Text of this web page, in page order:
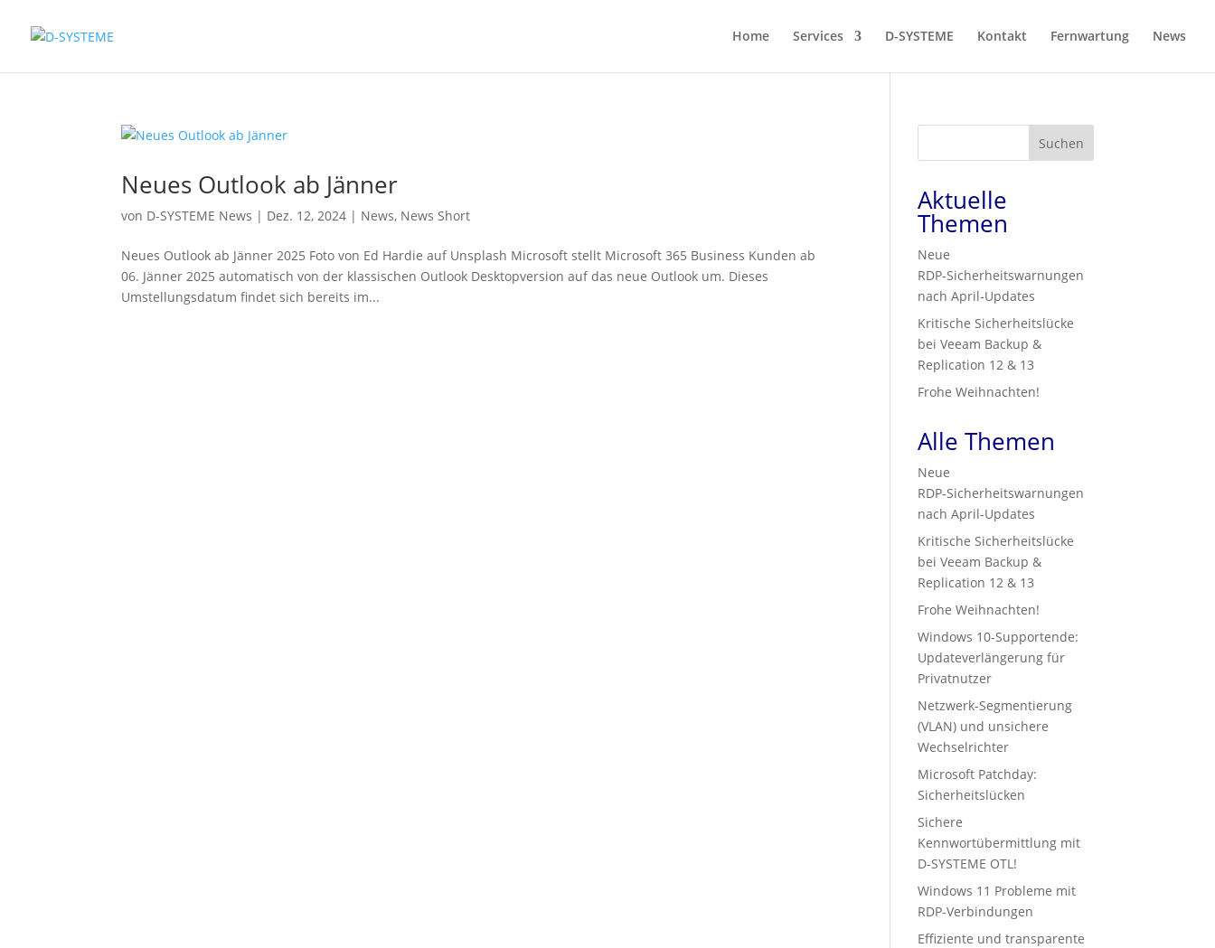
Home Services D-SYSTEME Kontakt Fernwartung News
Neues Outlook ab Jänner
von D-SYSTEME News | Dez. 12, 2024 | News, News Short
Neues Outlook ab Jänner 2025 Foto von Ed Hardie auf Unsplash Microsoft stellt Microsoft 365 Business Kunden ab
06. Jänner 2025 automatisch von der klassischen Outlook Desktopversion auf das neue Outlook um. Dieses
Umstellungsdatum findet sich bereits im...
Suchen
Aktuelle
Themen
Neue
RDP‑Sicherheitswarnungen
nach April‑Updates
Kritische Sicherheitslücke
bei Veeam Backup &
Replication 12 & 13
Frohe Weihnachten!
Alle Themen
Neue
RDP‑Sicherheitswarnungen
nach April‑Updates
Kritische Sicherheitslücke
bei Veeam Backup &
Replication 12 & 13
Frohe Weihnachten!
Windows 10-Supportende:
Updateverlängerung für
Privatnutzer
Netzwerk-Segmentierung
(VLAN) und unsichere
Wechselrichter
Microsoft Patchday:
Sicherheitslücken
Sichere
Kennwortübermittlung mit
D-SYSTEME OTL!
Windows 11 Probleme mit
RDP-Verbindungen
Effiziente und transparente